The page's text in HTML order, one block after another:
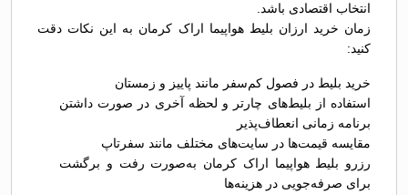
انتخاب اقتصادی باشد.
زمان خرید ارزان بلیط هواپیما اراک کرمان به این نکات دقت
کنید:
خرید بلیط در فصول کم‌سفر مانند پاییز و زمستان
استفاده از بلیط‌های چارتر و لحظه آخری در صورت داشتن
برنامه زمانی انعطاف‌پذیر
مقایسه قیمت‌ها در سایت‌های مختلف مانند سفرتاپ
رزرو بلیط هواپیما اراک کرمان به‌صورت رفت و برگشت
برای صرفه‌جویی در هزینه‌ها